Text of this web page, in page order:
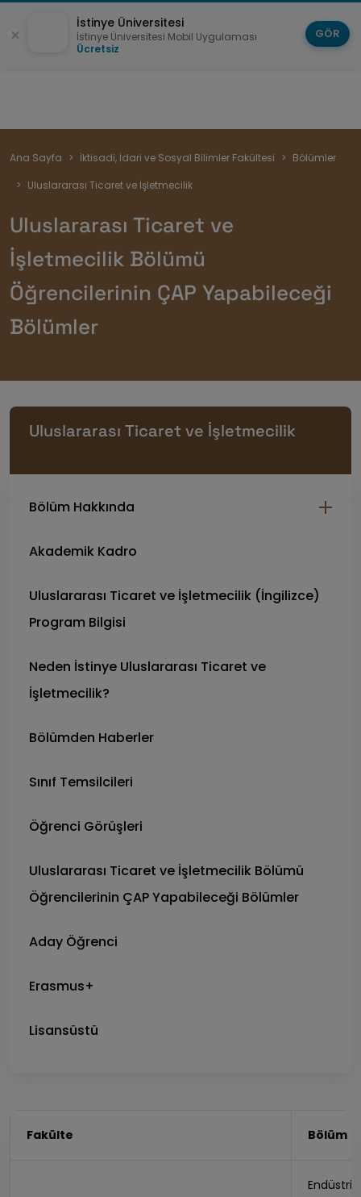
Sayfa
yolu
Ana Sayfa İktisadi, İdari ve Sosyal Bilimler Fakültesi
Bölümler
Uluslararası Ticaret ve İşletmecilik
Uluslararası Ticaret ve
İşletmecilik Bölümü
Öğrencilerinin ÇAP Yapabileceği
Bölümler
Fakülte Bölüm
Endüstri
Uluslararası Ticaret ve İşletmecilik
Bölüm Hakkında
Akademik Kadro
Uluslararası Ticaret ve İşletmecilik (İngilizce)
Program Bilgisi
Neden İstinye Uluslararası Ticaret ve
İşletmecilik?
Bölümden Haberler
Sınıf Temsilcileri
Öğrenci Görüşleri
Uluslararası Ticaret ve İşletmecilik Bölümü
Öğrencilerinin ÇAP Yapabileceği Bölümler
Aday Öğrenci
Erasmus+
Lisansüstü
İstinye Üniversitesi
İstinye Üniversitesi Mobil Uygulaması
Ücretsiz
GÖR